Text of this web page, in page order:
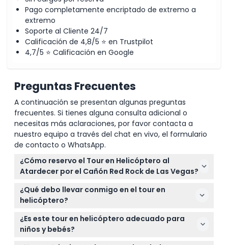
Pago completamente encriptado de extremo a
extremo
Soporte al Cliente 24/7
Calificación de 4,8/5 ⭐ en Trustpilot
4,7/5 ⭐ Calificación en Google
Preguntas Frecuentes
A continuación se presentan algunas preguntas
frecuentes. Si tienes alguna consulta adicional o
necesitas más aclaraciones, por favor contacta a
nuestro equipo a través del chat en vivo, el formulario
de contacto o WhatsApp.
¿Cómo reservo el Tour en Helicóptero al
Atardecer por el Cañón Red Rock de Las Vegas?
Puedes reservar fácilmente tu tour en helicóptero
al atardecer en línea aquí mismo en este sitio web,
donde también puedes verificar la disponibilidad
para la fecha y hora que prefieras.
¿Qué debo llevar conmigo en el tour en
helicóptero?
Asegúrate de llevar una identificación con foto
emitida por el gobierno válida si tienes 18 años o
más, además de protector solar y gafas de sol para
¿Es este tour en helicóptero adecuado para
niños y bebés?
Los niños de 0 a 2 años pueden volar gratis si no